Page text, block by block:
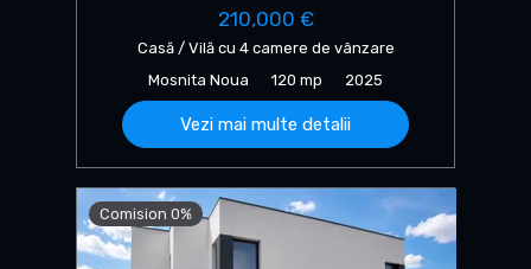
210,000 €
Casă / Vilă cu 4 camere de vânzare
Mosnita Noua
120 mp 2025
Vezi mai multe detalii
Comision 0%